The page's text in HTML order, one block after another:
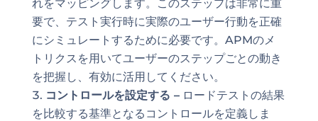
れをマッピングします。このステップは非常に重
要で、テスト実行時に実際のユーザー行動を正確
にシミュレートするために必要です。APMのメ
トリクスを用いてユーザーのステップごとの動き
を把握し、有効に活用してください。
コントロールを設定する –ロードテストの結果
を比較する基準となるコントロールを定義しま